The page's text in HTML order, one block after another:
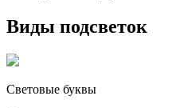
Виды подсветок
Световые буквы